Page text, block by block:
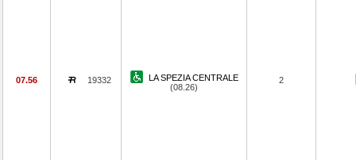
07.56 19332
LA SPEZIA CENTRALE
(08.26)
2